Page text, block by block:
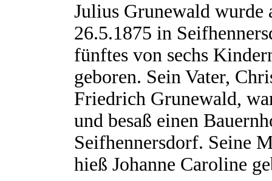
Julius Grunewald wurde
26.5.1875 in
fünftes von sechs
geboren. Sein Vater,
Friedrich Grunewald,
und besaß einen
Seifhennersdorf. Seine
hieß Johanne Caroline